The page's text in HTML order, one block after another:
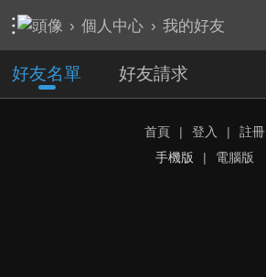
› 個人中心 › 我的好友
好友名單 好友請求
首頁 | 登入 |
註冊
手機版
| 電腦版